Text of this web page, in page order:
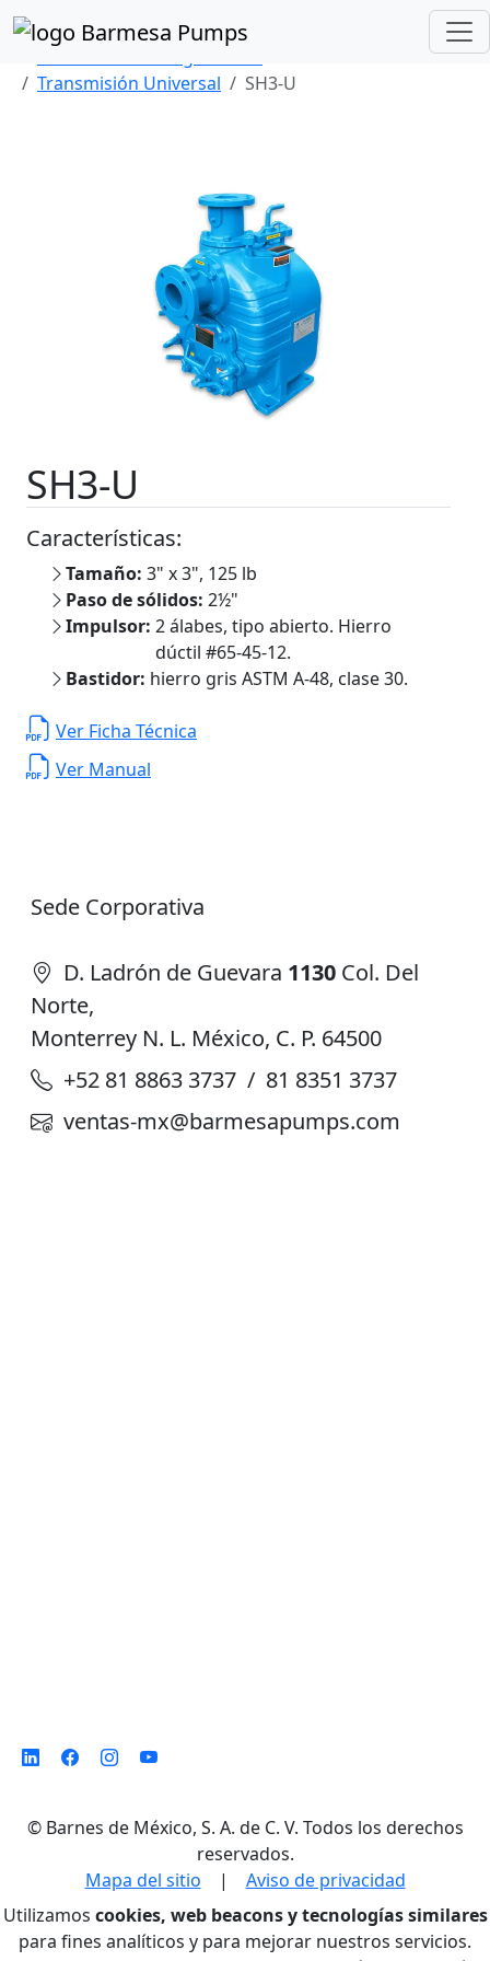
Inicio
Catálogo de Productos
Transmisión Universal
SH3-U
Previous
SH3-U
Características:
Tamaño: 3" x 3", 125 lb
Paso de sólidos: 2½"
Impulsor: 2 álabes, tipo abierto. Hierro
dúctil #65-45-12.
Bastidor: hierro gris ASTM A-48, clase 30.
Ver Ficha Técnica
Ver Manual
Sede Corporativa
D. Ladrón de Guevara 1130 Col. Del
Norte,
Monterrey N. L. México, C. P. 64500
+52 81 8863 3737 / 81 8351 3737
ventas-mx@barmesapumps.com
© Barnes de México, S. A. de C. V. Todos los derechos
reservados.
Mapa del sitio | Aviso de privacidad
Utilizamos cookies, web beacons y tecnologías similares
para fines analíticos y para mejorar nuestros servicios.